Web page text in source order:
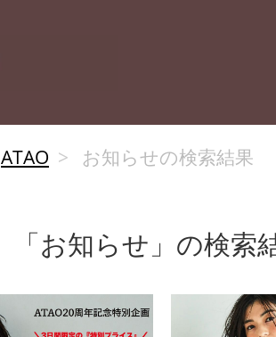
ATAO お知らせの検索結果
「お知らせ」の検索